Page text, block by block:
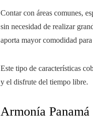
Contar con áreas comunes,
sin necesidad de realizar
aporta mayor comodidad
Este tipo de características
y el disfrute del tiempo libre.
Armonía